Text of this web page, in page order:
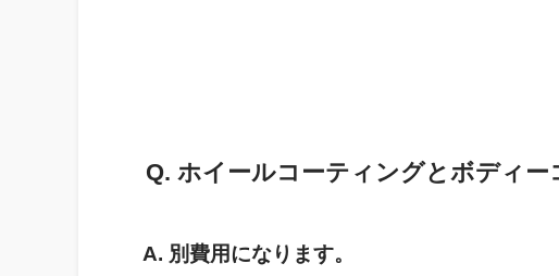
Q. ホイールコーティングとボディー
A. 別費用になります。